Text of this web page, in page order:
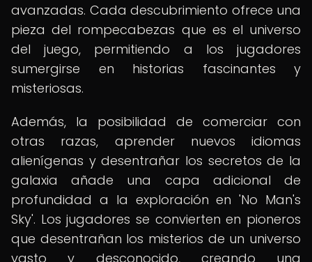
avanzadas. Cada descubrimiento ofrece una
pieza del rompecabezas que es el universo
del juego, permitiendo a los jugadores
sumergirse en historias fascinantes y
misteriosas.
Además, la posibilidad de comerciar con
otras razas, aprender nuevos idiomas
alienígenas y desentrañar los secretos de la
galaxia añade una capa adicional de
profundidad a la exploración en 'No Man's
Sky'. Los jugadores se convierten en pioneros
que desentrañan los misterios de un universo
vasto y desconocido, creando una